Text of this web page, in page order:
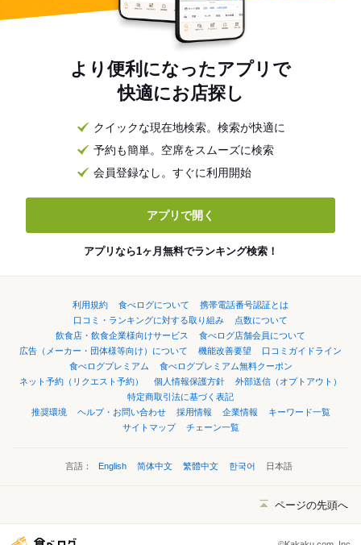
より便利になったアプリで
快適にお店探し
クイックな現在地検索。検索が快適に
予約も簡単。空席をスムーズに検索
会員登録なし。すぐに利用開始
アプリで開く
アプリなら1ヶ月無料でランキング検索！
利用規約 食べログについて
携帯電話番号認証とは
口コミ・ランキングに対する取り組み
点数について
飲食店・飲食企業様向けサービス
食べログ店舗会員について
広告（メーカー・団体様等向け）について
機能改善要望
口コミガイドライン
食べログプレミアム
食べログプレミアム無料クーポン
ネット予約（リクエスト予約）
個人情報保護方針
外部送信（オプトアウト）
特定商取引法に基づく表記
推奨環境
ヘルプ・お問い合わせ 採用情報 企業情報
キーワード一覧
サイトマップ
チェーン一覧
言語： English 简体中文 繁體中文 한국어 日本語
ページの先頭へ